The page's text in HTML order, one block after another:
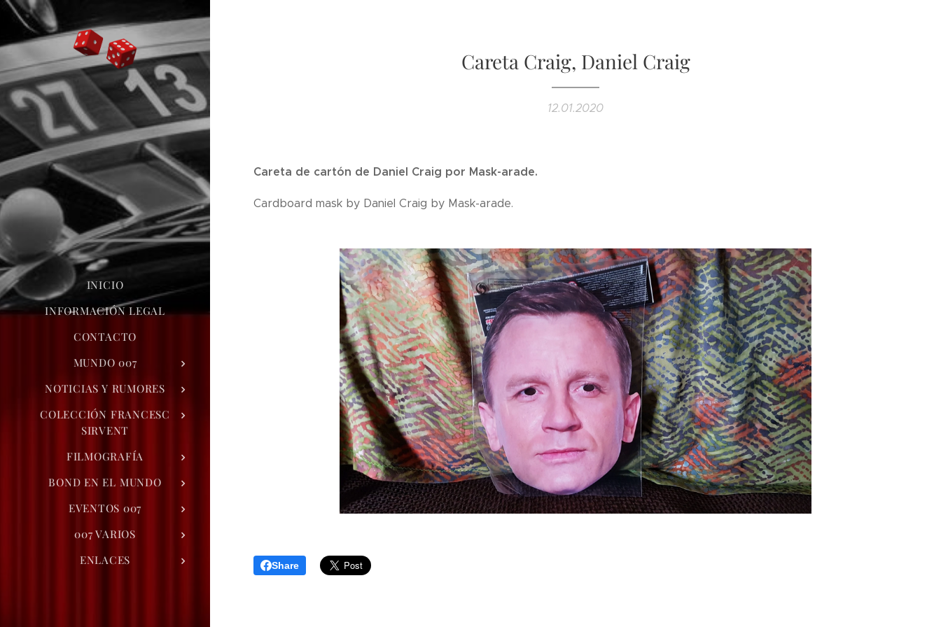
INICIO
INFORMACIÓN LEGAL
CONTACTO
MUNDO 007
NOTICIAS Y RUMORES
COLECCIÓN FRANCESC
SIRVENT
FILMOGRAFÍA
BOND EN EL MUNDO
EVENTOS 007
007 VARIOS
ENLACES
Careta Craig, Daniel Craig
12.01.2020
Careta de cartón de Daniel Craig por Mask-arade.
Cardboard mask by Daniel Craig by Mask-arade.
Share